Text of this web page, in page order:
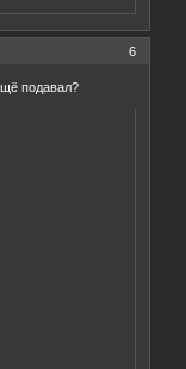
6
подавал?